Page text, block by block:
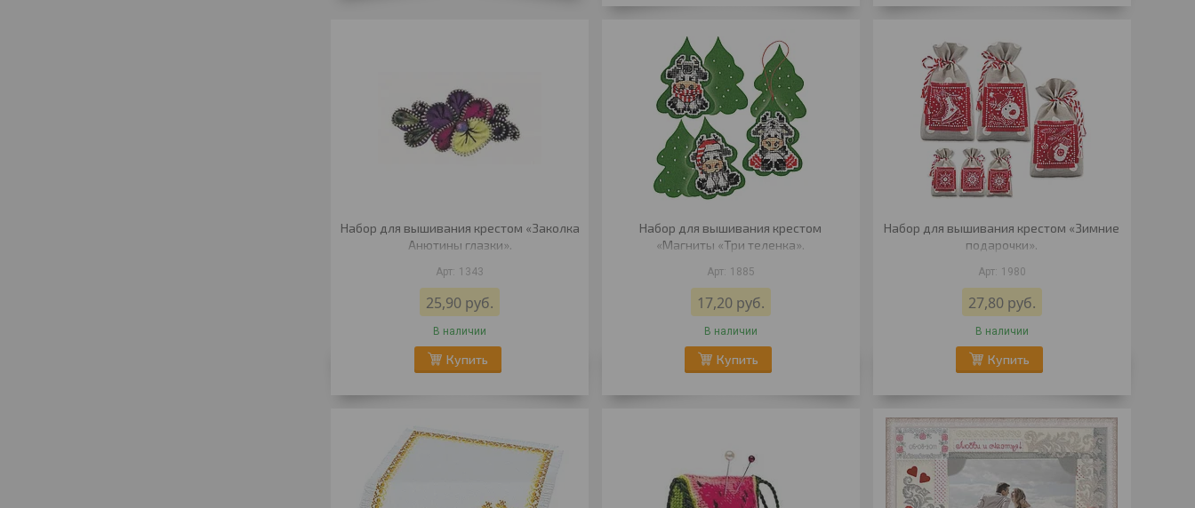
Набор для вышивания крестом «Заколка
Анютины глазки».
1343
25,90 руб.
В наличии
Купить
Набор для вышивания крестом
«Магниты «Три теленка».
1885
17,20 руб.
В наличии
Купить
Набор для вышивания крестом «Зимние
подарочки».
1980
27,80 руб.
В наличии
Купить